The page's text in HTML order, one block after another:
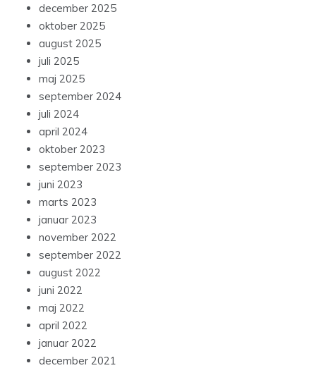
december 2025
oktober 2025
august 2025
juli 2025
maj 2025
september 2024
juli 2024
april 2024
oktober 2023
september 2023
juni 2023
marts 2023
januar 2023
november 2022
september 2022
august 2022
juni 2022
maj 2022
april 2022
januar 2022
december 2021